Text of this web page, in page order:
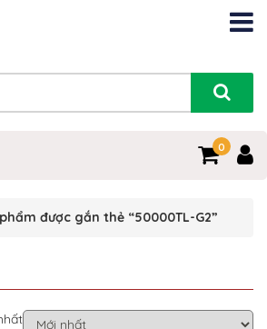
0
được gắn thẻ “50000TL-G2”